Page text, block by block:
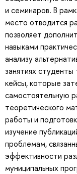
и семинаров. В
место отводится
позволяет
навыками
анализу
занятиях
кейсы, которые
самостоятельную
теоретического
работы и
изучение
проблемам,
эффективности
муниципальных